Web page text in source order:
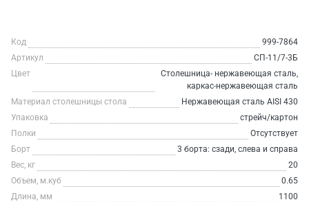
Код
999-7864
Артикул
СП-11/7-3Б
Цвет
Столешница- нержавеющая сталь,
каркас-нержавеющая сталь
Материал столешницы стола
Нержавеющая сталь AISI 430
Упаковка
стрейч/картон
Полки
Отсутствует
Борт
3 борта: сзади, слева и справа
Вес, кг
20
Объем, м.куб
0.65
Длина, мм
1100